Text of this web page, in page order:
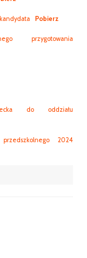
Pobierz
przygotowania
do oddziału
2024